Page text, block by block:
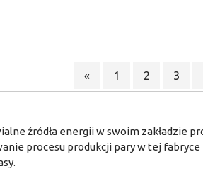
« 1 2 3
źródła energii w swoim zakładzie
procesu produkcji pary w tej